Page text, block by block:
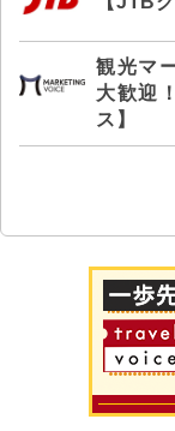
観光マ
大歓迎
ス】